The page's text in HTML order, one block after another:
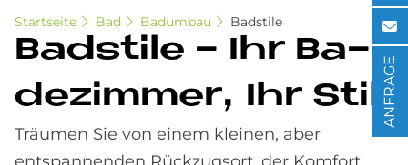
Startseite Bad Badumbau Badstile
Bad­stile - Ihr Ba­
de­zim­mer, Ihr Stil
Träumen Sie von einem kleinen, aber
ANFRAGE